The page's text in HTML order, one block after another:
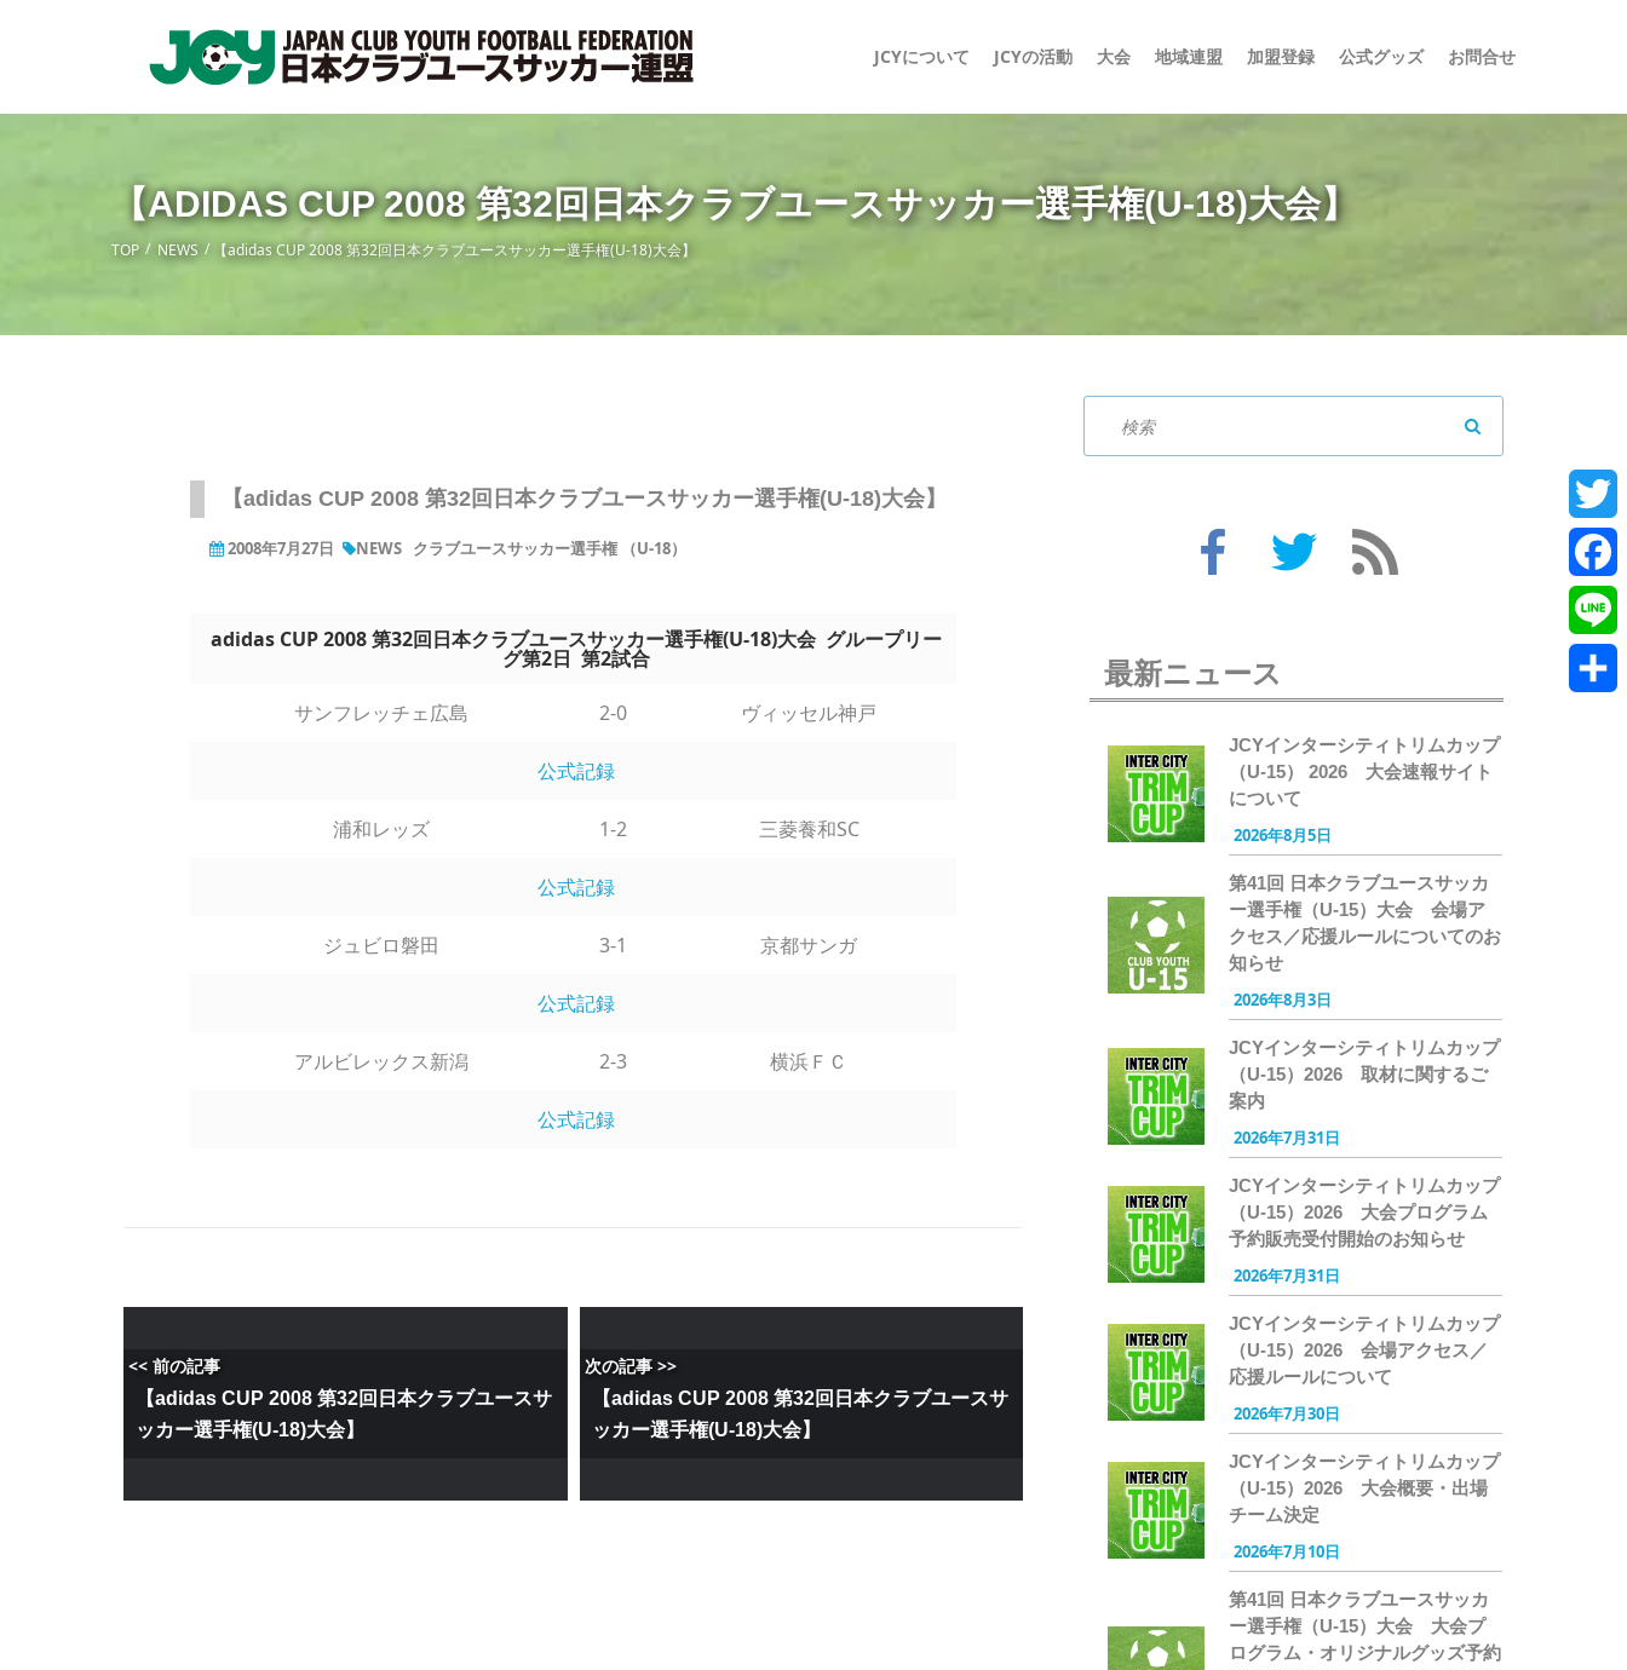
JCYについて JCYの活動 大会 地域連盟 加盟登録 公式グッズ お問合せ
【ADIDAS CUP 2008 第32回日本クラブユースサッカー選手権(U-18)大会】
TOP NEWS 【adidas CUP 2008 第32回日本クラブユースサッカー選手権(U-18)大会】
【adidas CUP 2008 第32回日本クラブユースサッカー選手権(U-18)大会】
2008年7月27日 NEWS クラブユースサッカー選手権 （U-18）
adidas CUP 2008 第32回日本クラブユースサッカー選手権(U-18)大会 グループリー
グ第2日 第2試合
サンフレッチェ広島 2-0 ヴィッセル神戸
公式記録
浦和レッズ 1-2 三菱養和SC
公式記録
ジュビロ磐田 3-1 京都サンガ
公式記録
アルビレックス新潟 2-3 横浜ＦＣ
公式記録
<< 前の記事
【adidas CUP 2008 第32回日本クラブユースサ
ッカー選手権(U-18)大会】
次の記事 >>
【adidas CUP 2008 第32回日本クラブユースサ
ッカー選手権(U-18)大会】
最新ニュース
JCYインターシティトリムカップ
（U-15） 2026 大会速報サイト
について
2026年8月5日
第41回 日本クラブユースサッカ
ー選手権（U-15）大会 会場ア
クセス／応援ルールについてのお
知らせ
2026年8月3日
JCYインターシティトリムカップ
（U-15）2026 取材に関するご
案内
2026年7月31日
JCYインターシティトリムカップ
（U-15）2026 大会プログラム
予約販売受付開始のお知らせ
2026年7月31日
JCYインターシティトリムカップ
（U-15）2026 会場アクセス／
応援ルールについて
2026年7月30日
JCYインターシティトリムカップ
（U-15）2026 大会概要・出場
チーム決定
2026年7月10日
第41回 日本クラブユースサッカ
ー選手権（U-15）大会 大会プ
ログラム・オリジナルグッズ予約
Line